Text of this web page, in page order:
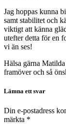
Jag hoppas kunna
samt stabilitet och
viktigt att känna
utefter detta för en
vi än ses!
Hälsa gärna
framöver och så
Lämna ett svar
Din e-postadress
märkta *